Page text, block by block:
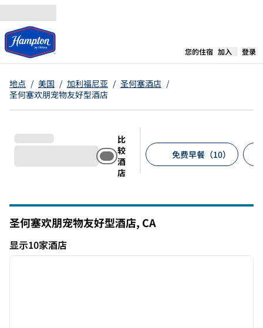
跳转至内容
您的住宿, 在新标签
加入 登录
地点 / 美国 / 加利福尼亚 / 圣何塞酒店 /
圣何塞欢朋宠物友好型酒店
比
较
酒
店
免费早餐（10）
圣何塞欢朋宠物友好型酒店, CA
显示10家酒店
显示10家酒店
1/12
下一